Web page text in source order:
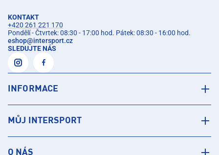
KONTAKT
+420 261 221 170
Pondělí - Čtvrtek: 08:30 - 17:00 hod. Pátek: 08:30 - 16:00 hod.
eshop@intersport.cz
SLEDUJTE NÁS
INFORMACE
MŮJ INTERSPORT
O NÁS